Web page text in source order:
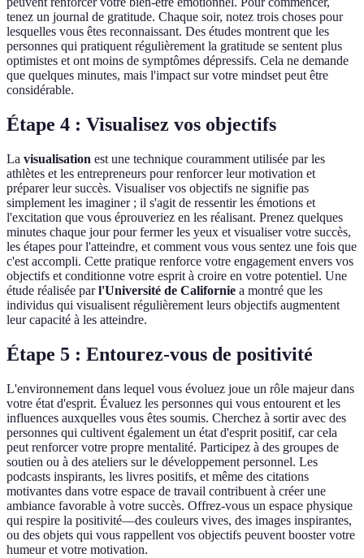
tenez un journal de gratitude. Chaque soir, notez trois choses pour
lesquelles vous êtes reconnaissant. Des études montrent que les
personnes qui pratiquent régulièrement la gratitude se sentent plus
optimistes et ont moins de symptômes dépressifs. Cela ne demande
que quelques minutes, mais l'impact sur votre mindset peut être
considérable.
Étape 4 : Visualisez vos objectifs
La visualisation est une technique couramment utilisée par les
athlètes et les entrepreneurs pour renforcer leur motivation et
préparer leur succès. Visualiser vos objectifs ne signifie pas
simplement les imaginer ; il s'agit de ressentir les émotions et
l'excitation que vous éprouveriez en les réalisant. Prenez quelques
minutes chaque jour pour fermer les yeux et visualiser votre succès,
les étapes pour l'atteindre, et comment vous vous sentez une fois que
c'est accompli. Cette pratique renforce votre engagement envers vos
objectifs et conditionne votre esprit à croire en votre potentiel. Une
étude réalisée parl'Université de Californie a montré que les
individus qui visualisent régulièrement leurs objectifs augmentent
leur capacité à les atteindre.
Étape 5 : Entourez-vous de positivité
L'environnement dans lequel vous évoluez joue un rôle majeur dans
votre état d'esprit. Évaluez les personnes qui vous entourent et les
influences auxquelles vous êtes soumis. Cherchez à sortir avec des
personnes qui cultivent également un état d'esprit positif, car cela
peut renforcer votre propre mentalité. Participez à des groupes de
soutien ou à des ateliers sur le développement personnel. Les
podcasts inspirants, les livres positifs, et même des citations
motivantes dans votre espace de travail contribuent à créer une
ambiance favorable à votre succès. Offrez-vous un espace physique
qui respire la positivité—des couleurs vives, des images inspirantes,
ou des objets qui vous rappellent vos objectifs peuvent booster votre
humeur et votre motivation.